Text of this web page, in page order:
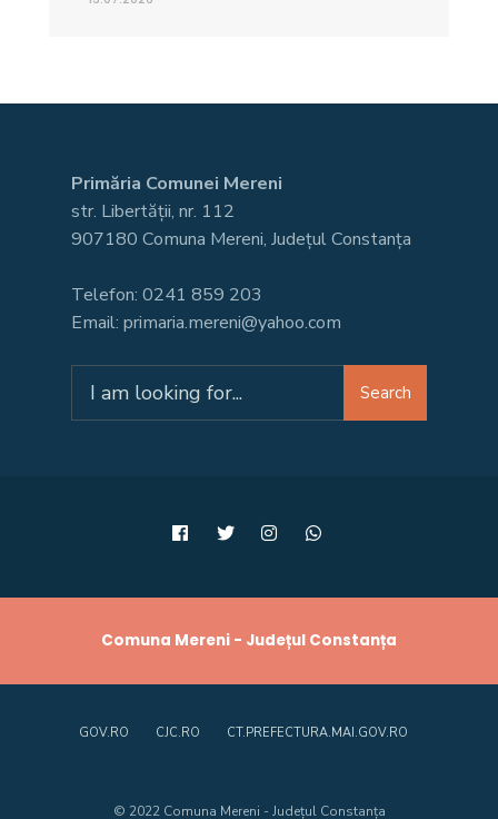
Primăria Comunei Mereni
str. Libertății, nr. 112
907180 Comuna Mereni, Județul Constanța
Telefon: 0241 859 203
Email: primaria.mereni@yahoo.com
for:
Search
Comuna Mereni - Județul Constanța
GOV.RO CJC.RO CT.PREFECTURA.MAI.GOV.RO
© 2022 Comuna Mereni - Județul Constanța